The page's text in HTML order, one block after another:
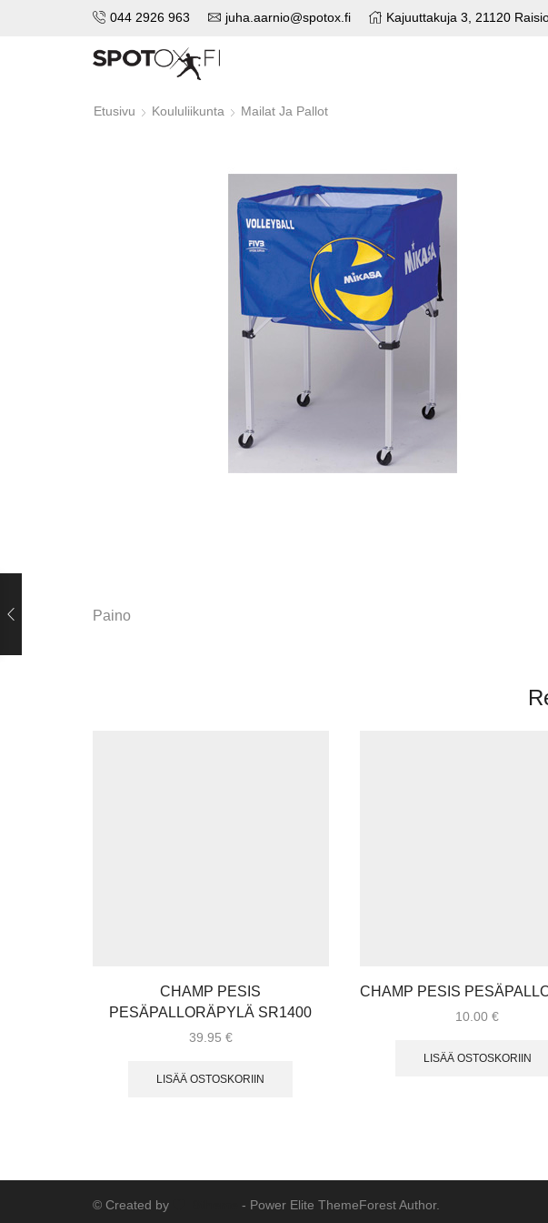
044 2926 963 juha.aarnio@spotox.fi Kajuuttakuja 3, 21120
Etusivu Koululiikunta Mailat Ja Pallot
Paino
CHAMP PESIS
PESÄPALLORÄPYLÄ SR1400
39.95 €
LISÄÄ OSTOSKORIIN
CHAMP PESIS
10.00€
LISÄÄ OSTOSKORIIN
© Created by - Power Elite ThemeForest Author.